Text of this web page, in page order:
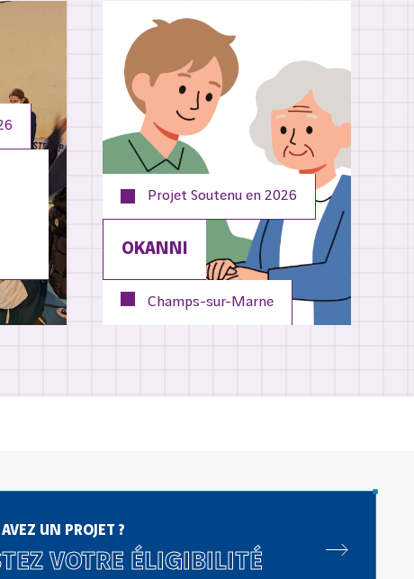
Projet Soutenu en 2026
OKANNI
Champs-sur-Marne
UN PROJET ?
VOTRE ÉLIGIBILITÉ